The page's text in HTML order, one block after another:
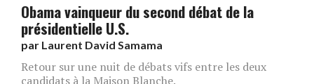
Obama vainqueur du second débat de la
présidentielle U.S.
par Laurent David Samama
Retour sur une nuit de débats vifs entre les deux
candidats à la Maison Blanche.